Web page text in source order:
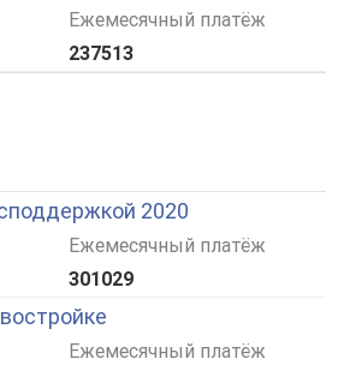
Ежемесячный платёж
237513
2020
Ежемесячный платёж
301029
Ежемесячный платёж